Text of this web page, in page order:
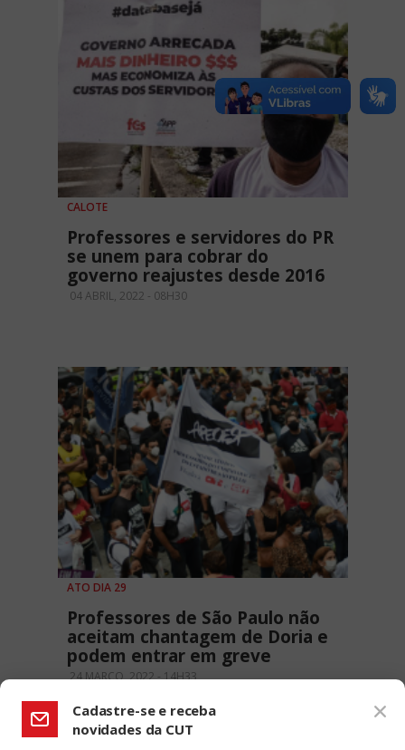
CALOTE
Professores e servidores do PR
se unem para cobrar do
governo reajustes desde 2016
04 ABRIL, 2022 - 08H30
ATO DIA 29
Professores de São Paulo não
aceitam chantagem de Doria e
podem entrar em greve
24 MARÇO, 2022 - 14H33
Cadastre-se e receba
novidades da CUT